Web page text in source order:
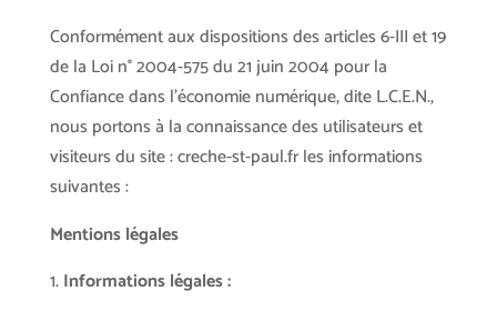
Conformément aux dispositions des articles 6-III et 19
de la Loi n° 2004-575 du 21 juin 2004 pour la
Confiance dans l’économie numérique, dite L.C.E.N.,
nous portons à la connaissance des utilisateurs et
visiteurs du site : creche-st-paul.fr les informations
suivantes :
Mentions légales
Informations légales :